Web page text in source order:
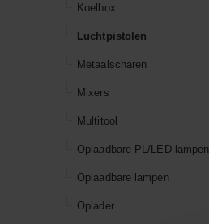
Koelbox
Luchtpistolen
Metaalscharen
Mixers
Multitool
Oplaadbare PL/LED lampen
Oplaadbare lampen
Oplader